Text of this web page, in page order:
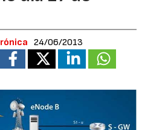
24/06/2013